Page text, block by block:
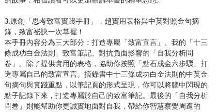
3.原創「思考致富實踐手冊」，超實用表格與中英對照金句摘
錄，致富祕訣一次掌握！
本手冊內容分為三大部分：打造專屬「致富宣言」、我的「十三
條成功白金法則」致富筆記、對抗負面影響的「自我分析問
卷」。除了提供實用的表格，協助你按照「點石成金六步驟」打
造專屬自己的致富宣言。摘錄書中十三條成功白金法則的中英金
句摘句與實踐重點，以筆記頁的形式呈現，你可以將腦中閃現的
點子記錄下來，打造專屬於自己的致富筆記。最後的「自我分析
問卷」則能幫助你更誠實地面對自我，帶給你智慧察覺周遭的